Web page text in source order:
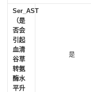
Ser_AST
（是
否会
引起
血清
谷草
转氨
酶水
平升
是